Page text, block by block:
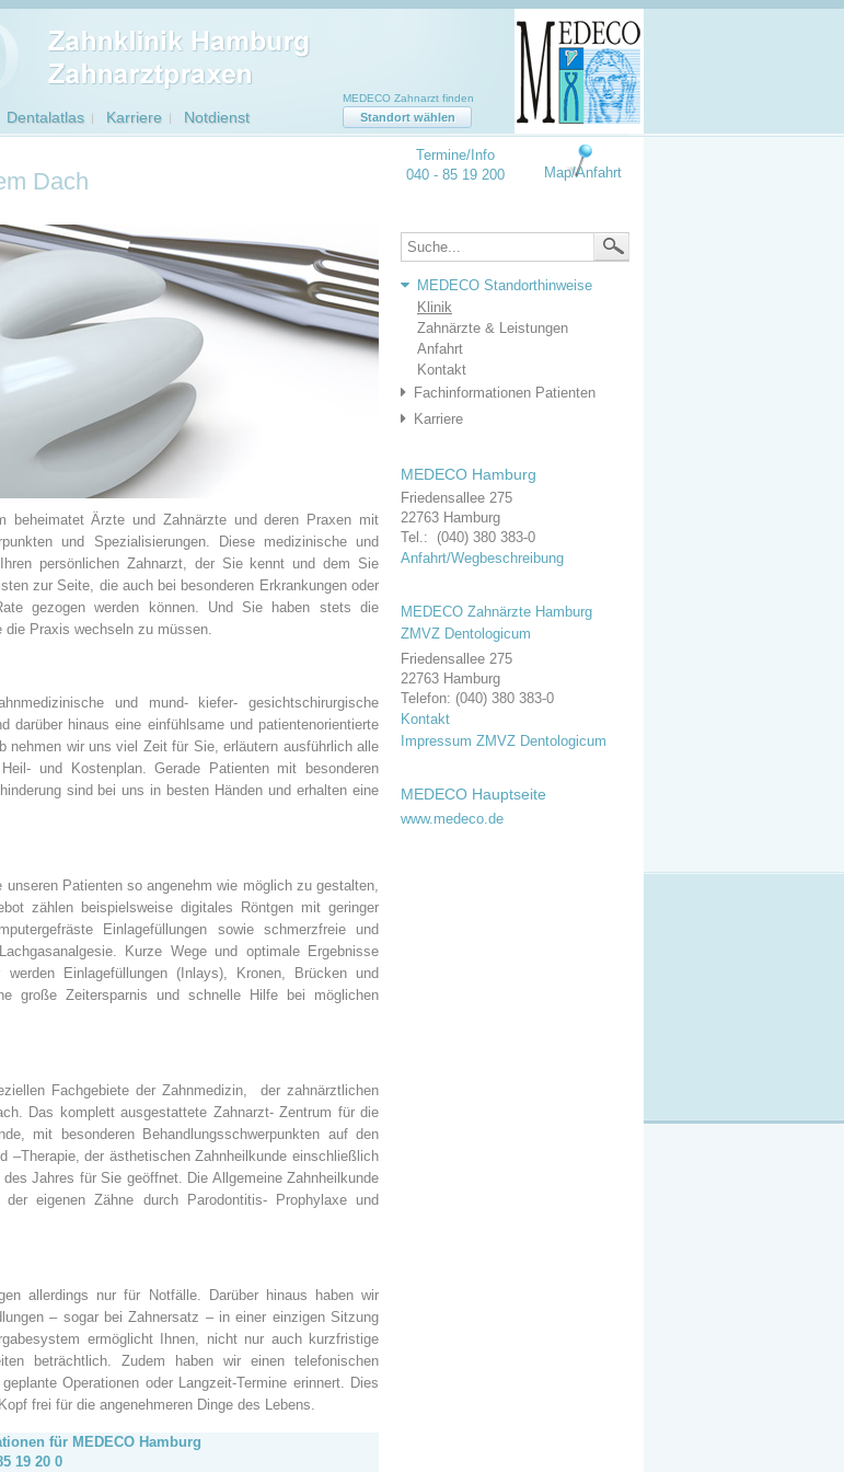
Dentalatlas Karriere Notdienst
MEDECO Zahnarzt finden
Standort wählen
Dach
beheimatet Ärzte und Zahnärzte und deren Praxen mit
und Spezialisierungen. Diese medizinische und
persönlichen Zahnarzt, der Sie kennt und dem Sie
zur Seite, die auch bei besonderen Erkrankungen oder
gezogen werden können. Und Sie haben stets die
die Praxis wechseln zu müssen.
und mund- kiefer- gesichtschirurgische
darüber hinaus eine einfühlsame und patientenorientierte
nehmen wir uns viel Zeit für Sie, erläutern ausführlich alle
und Kostenplan. Gerade Patienten mit besonderen
sind bei uns in besten Händen und erhalten eine
Patienten so angenehm wie möglich zu gestalten,
zählen beispielsweise digitales Röntgen mit geringer
Einlagefüllungen sowie schmerzfreie und
Kurze Wege und optimale Ergebnisse
Einlagefüllungen (Inlays), Kronen, Brücken und
große Zeitersparnis und schnelle Hilfe bei möglichen
Fachgebiete der Zahnmedizin, der zahnärztlichen
Das komplett ausgestattete Zahnarzt- Zentrum für die
mit besonderen Behandlungsschwerpunkten auf den
der ästhetischen Zahnheilkunde einschließlich
Jahres für Sie geöffnet. Die Allgemeine Zahnheilkunde
eigenen Zähne durch Parodontitis- Prophylaxe und
allerdings nur für Notfälle. Darüber hinaus haben wir
– sogar bei Zahnersatz – in einer einzigen Sitzung
ermöglicht Ihnen, nicht nur auch kurzfristige
beträchtlich. Zudem haben wir einen telefonischen
Operationen oder Langzeit-Termine erinnert. Dies
frei für die angenehmeren Dinge des Lebens.
für MEDECO Hamburg
19 20 0
Map/Anfahrt
Termine/Info
040 - 85 19 200
MEDECO Standorthinweise
Klinik
Zahnärzte & Leistungen
Anfahrt
Kontakt
Fachinformationen Patienten
Karriere
MEDECO Hamburg
Friedensallee 275
22763 Hamburg
Tel.: (040) 380 383-0
Anfahrt/Wegbeschreibung
MEDECO Zahnärzte Hamburg
ZMVZ Dentologicum
Friedensallee 275
22763 Hamburg
Telefon: (040) 380 383-0
Kontakt
Impressum ZMVZ Dentologicum
MEDECO Hauptseite
www.medeco.de